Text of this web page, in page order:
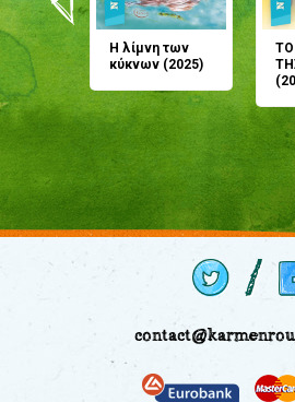
Η λίμνη των
κύκνων (2025)
ΤΟ